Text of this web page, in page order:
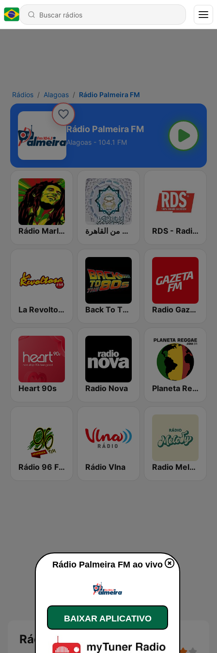
Rádios Alagoas Rádio Palmeira FM
Rádio Palmeira FM
Alagoas - 104.1 FM
Rádio Marley إذاعة القرآن الكريم من القاهرة RDS - Radio Dimensione Suono
La Revoltosa FM Back To The 80's Radio Radio Gazeta FM
Heart 90s Radio Nova Planeta Reggae
Rádio 96 FM Arapiraca Rádio Vlna Radio Melody
Rádio Palmeira FM
Rádio Palmeira FM ao vivo
BAIXAR APLICATIVO